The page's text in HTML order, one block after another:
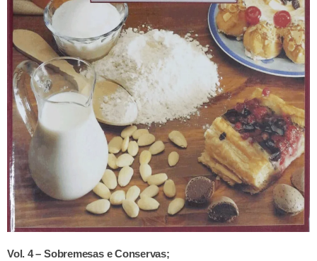
Vol. 4 – Sobremesas e Conservas;